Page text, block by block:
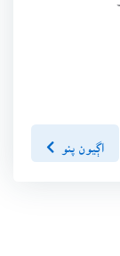
اڳيون پنو